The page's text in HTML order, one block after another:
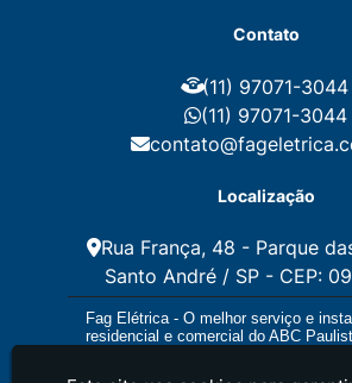
Instalação Elétrica Residencial Simples
Instalações Elétricas Prediais
Instalações Elétricas Residenciais
Instalador de Energia Solar
Instalador de Placa Solar
Instalador Fotovoltaico
Instalar
Manutenção Elétrica
Manutenção Eletrica Predial
Manutenção Elétrica Preventiva
Manutenção Eletrica Residencial
Manutenção Preventiva E Corretiva
Contato
(11) 97071-3044
(11) 97071-3044
Localização
Rua França, 48 - Parque
Santo André / SP - CEP:
Fag Elétrica - O melhor serviço e
residencial e comercial do ABC